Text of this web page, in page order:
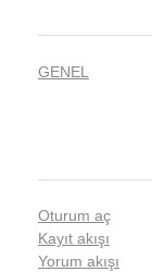
GENEL
Oturum aç
Kayıt akışı
Yorum akışı